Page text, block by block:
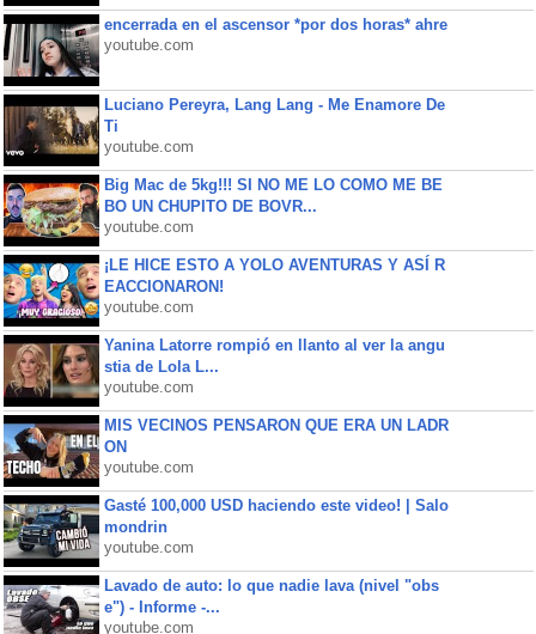
encerrada en el ascensor *por dos horas* ahre
youtube.com
Luciano Pereyra, Lang Lang - Me Enamore De
Ti
youtube.com
Big Mac de 5kg!!! SI NO ME LO COMO ME BE
BO UN CHUPITO DE BOVR...
youtube.com
¡LE HICE ESTO A YOLO AVENTURAS Y ASÍ R
EACCIONARON!
youtube.com
Yanina Latorre rompió en llanto al ver la angu
stia de Lola L...
youtube.com
MIS VECINOS PENSARON QUE ERA UN LADR
ON
youtube.com
Gasté 100,000 USD haciendo este video! | Salo
mondrin
youtube.com
Lavado de auto: lo que nadie lava (nivel "obs
e") - Informe -...
youtube.com